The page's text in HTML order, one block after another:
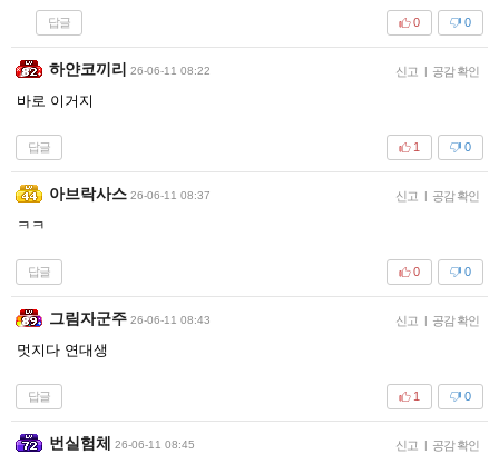
답글 0
0
하얀코끼리 26-06-11 08:22 신고 | 공감 확인
바로 이거지
답글 0
1
아브락사스 26-06-11 08:37 신고 | 공감 확인
ㅋㅋ
답글 0
0
그림자군주 26-06-11 08:43 신고 | 공감 확인
멋지다 연대생
답글 0
1
번실험체 26-06-11 08:45 신고 | 공감 확인